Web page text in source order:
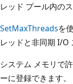
レッド プール内の
SetMaxThreadsを
レッドと非同期 I/O
システム メモリで
ーに登録できます